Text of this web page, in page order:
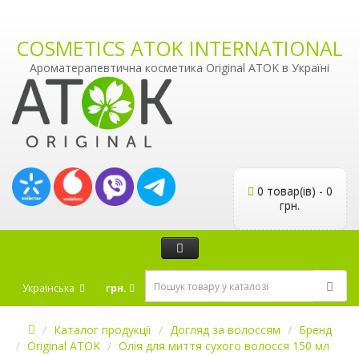
COSMETICS ATOK INTERNATIONAL
Ароматерапевтична косметика Original ATOK в Україні
0 товар(ів) - 0
грн.
Українська грн.
Каталог продукції Догляд за волоссям
Бренд
Original ATOK
Олія для миття сухого волосся 150 мл